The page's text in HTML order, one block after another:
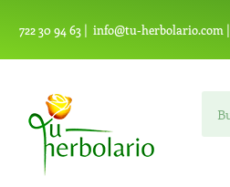
contenido
722 30 94 63 | info@tu-herbolario.com |